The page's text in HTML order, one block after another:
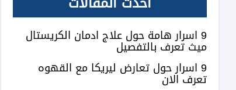
9 اسرار هامة حول علاج ادمان الكريستال
ميث تعرف بالتفصيل
9 اسرار حول تعارض ليريكا مع القهوه
تعرف الان